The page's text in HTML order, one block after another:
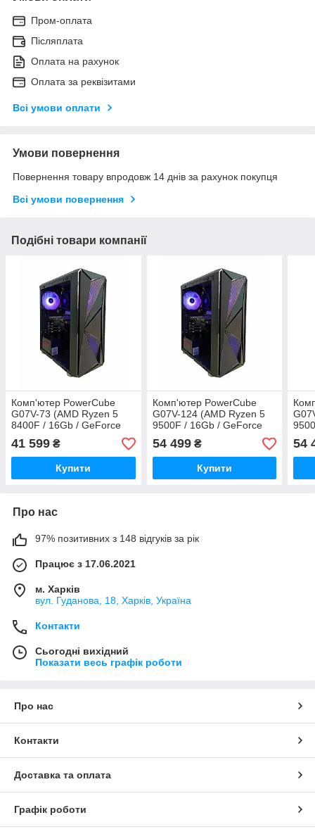
Пром-оплата
Післяплата
Оплата на рахунок
Оплата за реквізитами
Всі умови оплати
Умови повернення
Повернення товару впродовж 14 днів за рахунок покупця
Всі умови повернення
Подібні товари компанії
Комп'ютер PowerCube
G07V-73 (AMD Ryzen 5
8400F / 16Gb / GeForce
RTX 2060 Super 8GB /
SSD 512Gb / 500W / USB 3
41 599 ₴
Купити
Комп'ютер PowerCube
G07V-124 (AMD Ryzen 5
9500F / 16Gb / GeForce
RTX 4060 8GB / SSD
512Gb / 500W / USB 3.2)
54 499₴
Купити
54
Про нас
97% позитивних з 148 відгуків за рік
Працює з 17.06.2021
м. Харків
вул. Гуданова, 18, Харків, Україна
Контакти
Сьогодні вихідний
Показати весь графік роботи
Про нас
Контакти
Доставка та оплата
Графік роботи